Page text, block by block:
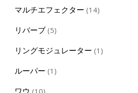
マルチエフェクター 1414
リバーブ 55
リングモジュレーター 1 1
ルーパー 1 1
10